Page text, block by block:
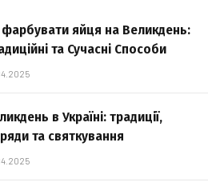
яйця на Великдень:
та Сучасні Способи
в Україні: традиції,
та святкування